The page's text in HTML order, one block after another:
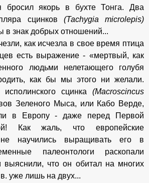
бросил якорь в бухте Тонга. Два
сцинков (Tachygia microlepis)
в знак добрых отношений...
как исчезла в свое время птица
есть выражение - «мертвый, как
людьми нелетающего голубя
как бы мы этого ни желали.
исполинского сцинка (Macroscincus
Зеленого Мыса, или Кабо Верде,
в Европу - даже перед Первой
Как жаль, что европейские
не научились выращивать его в
палеонтологи раскопали
выяснили, что он обитал на многих
уже лишь на двух...